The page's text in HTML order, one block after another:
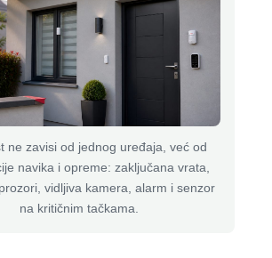
ne zavisi od jednog uređaja, već od
navika i opreme: zaključana vrata,
vidljiva kamera, alarm i senzor
na kritičnim tačkama.